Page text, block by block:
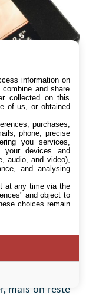
remplacer le
2010
le contrôleur
bons débits,
même
mais on reste
information on
and share
collected on this
of us, or obtained
purchases,
phone, precise
you services,
your devices and
audio, and video),
and analysing
at any time via the
and object to
choices remain